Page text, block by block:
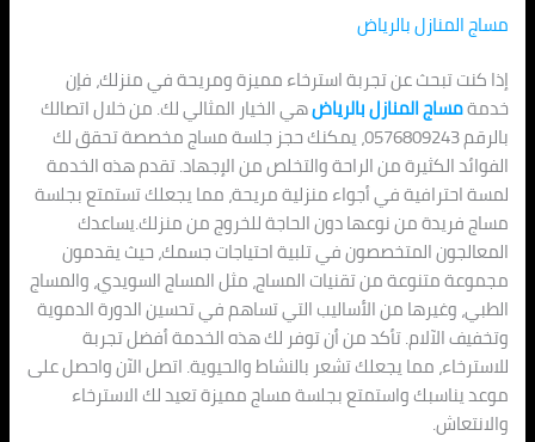
مساج المنازل بالرياض
إذا كنت تبحث عن تجربة استرخاء مميزة ومريحة في منزلك، فإن
خدمةمساج المنازل بالرياضهي الخيار المثالي لك. من خلال اتصالك
بالرقم 0576809243، يمكنك حجز جلسة مساج مخصصة تحقق لك
الفوائد الكثيرة من الراحة والتخلص من الإجهاد. تقدم هذه الخدمة
لمسة احترافية في أجواء منزلية مريحة، مما يجعلك تستمتع بجلسة
مساج فريدة من نوعها دون الحاجة للخروج من منزلك.يساعدك
المعالجون المتخصصون في تلبية احتياجات جسمك، حيث يقدمون
مجموعة متنوعة من تقنيات المساج، مثل المساج السويدي، والمساج
الطبي، وغيرها من الأساليب التي تساهم في تحسين الدورة الدموية
وتخفيف الآلام. تأكد من أن توفر لك هذه الخدمة أفضل تجربة
للاسترخاء، مما يجعلك تشعر بالنشاط والحيوية. اتصل الآن واحصل على
موعد يناسبك واستمتع بجلسة مساج مميزة تعيد لك الاسترخاء
والانتعاش.